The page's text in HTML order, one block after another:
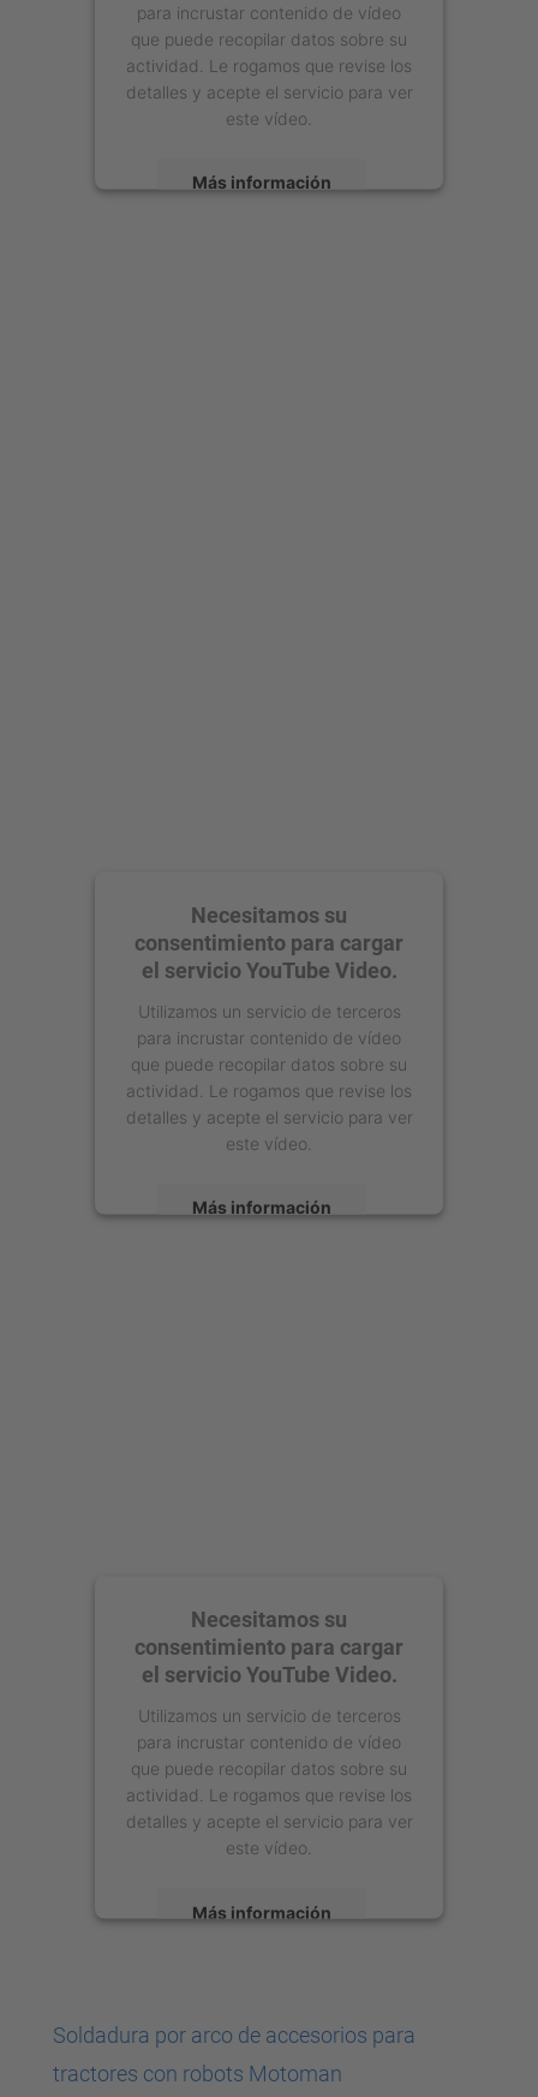
para incrustar contenido de vídeo
que puede recopilar datos sobre su
actividad. Le rogamos que revise los
detalles y acepte el servicio para ver
este vídeo.
Más información
Necesitamos su
consentimiento para cargar
el servicio YouTube Video.
Utilizamos un servicio de terceros
para incrustar contenido de vídeo
que puede recopilar datos sobre su
actividad. Le rogamos que revise los
detalles y acepte el servicio para ver
este vídeo.
Más información
Necesitamos su
consentimiento para cargar
el servicio YouTube Video.
Utilizamos un servicio de terceros
para incrustar contenido de vídeo
que puede recopilar datos sobre su
actividad. Le rogamos que revise los
detalles y acepte el servicio para ver
este vídeo.
Más información
Management Platform
Soldadura por arco de accesorios para
tractores con robots Motoman